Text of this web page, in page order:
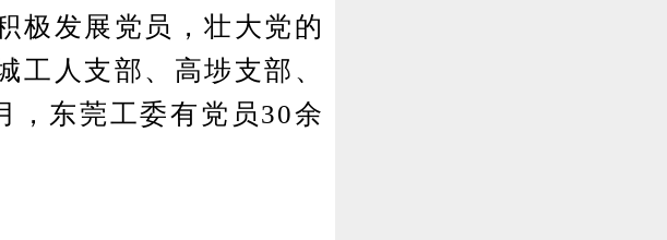
极发展党员，壮大党的
工人支部、高埗支部、
，东莞工委有党员30余